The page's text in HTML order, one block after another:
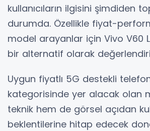
kullanıcıların ilgisini şimdiden
durumda. Özellikle fiyat-
model arayanlar için Vivo V60
bir alternatif olarak
Uygun fiyatlı 5G destekli
kategorisinde yer alacak olan
teknik hem de görsel açıdan
beklentilerine hitap edecek